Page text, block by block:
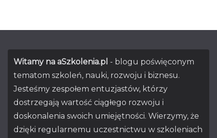
Witamy na aSzkolenia.pl - blogu poświęconym
tematom szkoleń, nauki, rozwoju i biznesu.
Jesteśmy zespołem entuzjastów, którzy
dostrzegają wartość ciągłego rozwoju i
doskonalenia swoich umiejętności. Wierzymy, że
dzięki regularnemu uczestnictwu w szkoleniach